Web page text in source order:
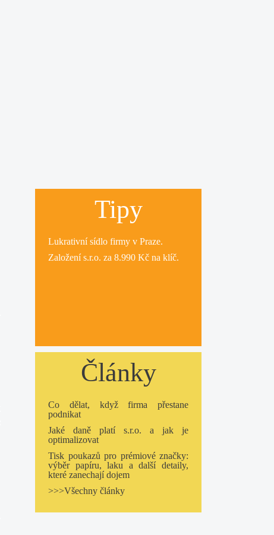
Tipy
Lukrativnísídlo firmy v Praze.
Založení s.r.o. za 8.990 Kč na klíč.
Články
Co dělat, když firma přestane
podnikat
Jaké daně platí s.r.o. a jak je
optimalizovat
Tisk poukazů pro prémiové značky:
výběr papíru, laku a další detaily,
které zanechají dojem
>>>Všechny články